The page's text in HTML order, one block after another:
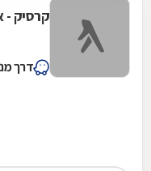
קרסיק -
דרך מנחם